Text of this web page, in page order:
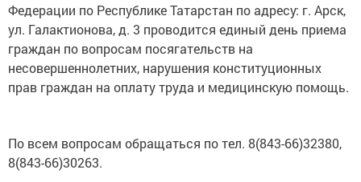
Федерации по Республике Татарстан по адресу: г. Арск,
ул. Галактионова, д. 3 проводится единый день приема
граждан по вопросам посягательств на
несовершеннолетних, нарушения конституционных
прав граждан на оплату труда и медицинскую помощь.
По всем вопросам обращаться по тел. 8(843-66)32380,
8(843-66)30263.